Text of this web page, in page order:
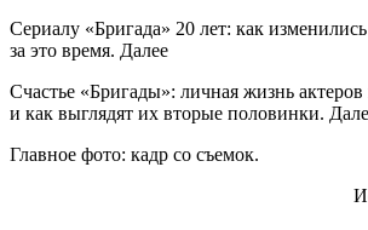
Сериалу «Бригада» 20 лет: как
за это время. Далее
Счастье «Бригады»: личная жизнь актеров
и как выглядят их вторые половинки.
Главное фото: кадр со съемок.